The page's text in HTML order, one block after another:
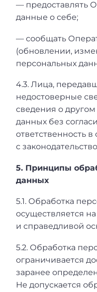
— предоставлять
данные о себе;
— сообщать
(обновлении,
персональных
4.3. Лица,
недостоверные
сведения о
данных без
ответственность в
с
5. Принципы
данных
5.1. Обработка
осуществляется
и справедливой
5.2. Обработка
ограничивается
заранее
Не допускается